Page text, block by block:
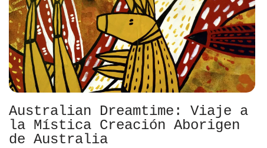
Australian Dreamtime: Viaje a
la Mística Creación Aborigen
de Australia